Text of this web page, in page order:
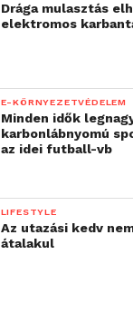
Drága mulasztás
elektromos
E-KÖRNYEZETVÉDELEM
Minden idők
karbonlábnyomú
az idei futball-vb
LIFESTYLE
Az utazási kedv
átalakul